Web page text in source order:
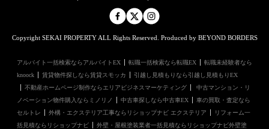
Copyright SEKAI PROPERTY ALL Rights Reserved. Produced by BEYOND BORDERS
アルバイト一括検索ならアルバイトEX 転職一括検索なら転職EX
転職未経験者なら
knoock
賃貸物件探しなら賃貸スモッカ
引越し見積もりなら引越し見積もりEX
不動産ホームページ制作ならエリアビジネスマーケティング
中古マンション・リ
ノベーション物件購入ならミノリノ
中古車探しなら中古車EX
車の買取・査定なら
セルトレ
外構・エクステリア工事ならリショップナビ エクステリア
リフォーム一
括見積ならリショップナビ
外壁・屋根塗装業者一括見積ならリショップナビ外壁塗